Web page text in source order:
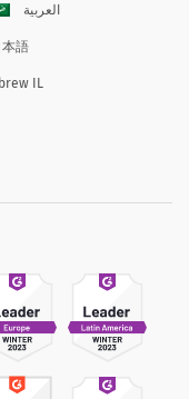
العربية
本語
IL